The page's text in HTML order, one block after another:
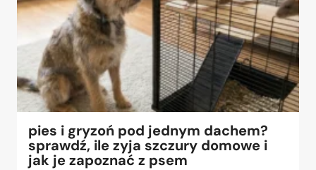
(TABELA
I
ZASADY
ŻYWIENIA
BARF)
pies i gryzoń pod jednym dachem?
sprawdź, ile zyja szczury domowe i
jak je zapoznać z psem